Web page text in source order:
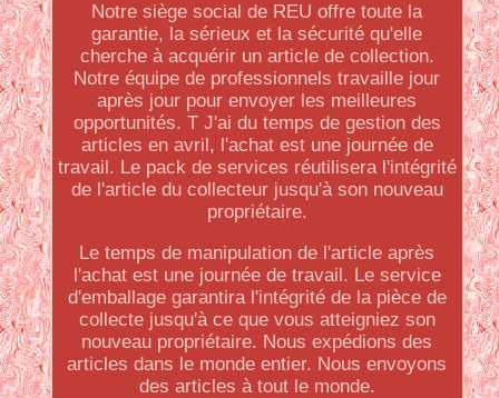
Notre siège social de REU offre toute la
garantie, la sérieux et la sécurité qu'elle
cherche à acquérir un article de collection.
Notre équipe de professionnels travaille jour
après jour pour envoyer les meilleures
opportunités. T J'ai du temps de gestion des
articles en avril, l'achat est une journée de
travail. Le pack de services réutilisera l'intégrité
de l'article du collecteur jusqu'à son nouveau
propriétaire.
Le temps de manipulation de l'article après
l'achat est une journée de travail. Le service
d'emballage garantira l'intégrité de la pièce de
collecte jusqu'à ce que vous atteigniez son
nouveau propriétaire. Nous expédions des
articles dans le monde entier. Nous envoyons
des articles à tout le monde.